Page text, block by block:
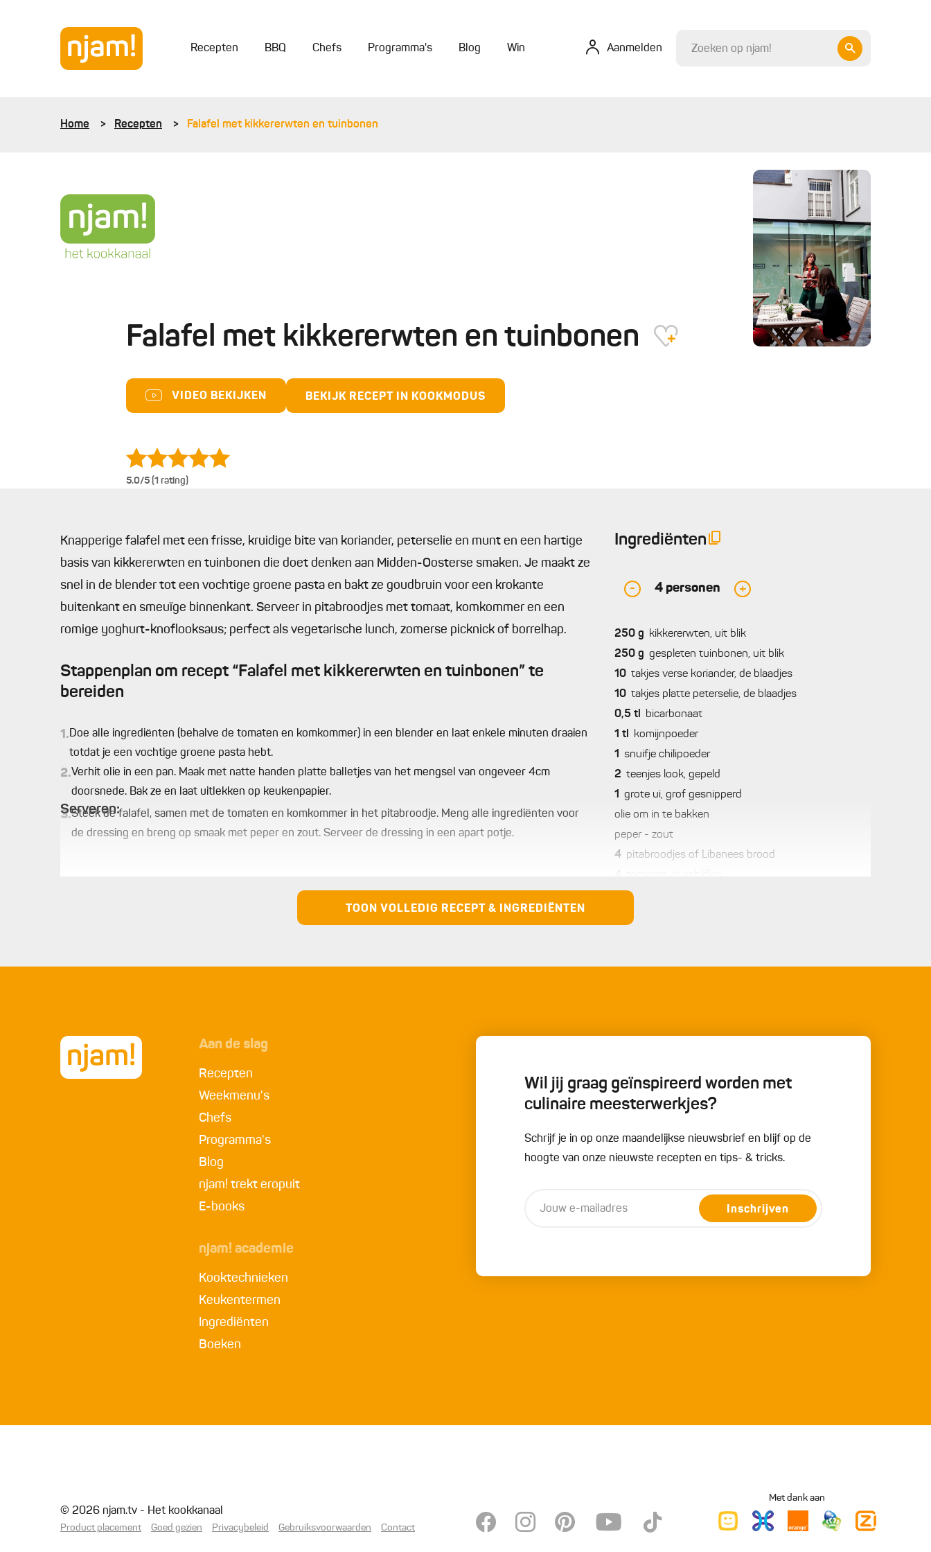
Recepten BBQ Chefs Programma's Blog Win Aanmelden
Home Recepten Falafel met kikkererwten en tuinbonen
Falafel met kikkererwten en tuinbonen
VIDEO BEKIJKEN BEKIJK RECEPT IN KOOKMODUS
5.0/5 (1 rating)
Ingrediënten
- 4 personen +
250 g
kikkererwten, uit blik
250 g gespleten tuinbonen, uit blik
10 takjes verse koriander, de blaadjes
10 takjes platte peterselie, de blaadjes
0,5 tl
bicarbonaat
1 tl
komijnpoeder
1
snuifje chilipoeder
2 teenjes look, gepeld
1
grote ui, grof gesnipperd
olie om in te bakken
peper - zout
4 pitabroodjes of Libanees brood
komkommer, in schijfjes
1 el citroensap
Knapperige falafel met een frisse, kruidige bite van koriander, peterselie en munt en een hartige
basis van kikkererwten en tuinbonen die doet denken aan Midden-Oosterse smaken. Je maakt ze
snel in de blender tot een vochtige groene pasta en bakt ze goudbruin voor een krokante
buitenkant en smeuïge binnenkant. Serveer in pitabroodjes met tomaat, komkommer en een
romige yoghurt-knoflooksaus; perfect als vegetarische lunch, zomerse picknick of borrelhap.
Stappenplan om recept “Falafel met kikkererwten en tuinbonen” te
bereiden
1.Doe alle ingrediënten (behalve de tomaten en komkommer) in een blender en laat enkele minuten draaien
totdat je een vochtige groene pasta hebt.
2.Verhit olie in een pan. Maak met natte handen platte balletjes van het mengsel van ongeveer 4cm
doorsnede. Bak ze en laat uitlekken op keukenpapier.
Serveren:
3.Steek de falafel, samen met de tomaten en komkommer in het pitabroodje. Meng alle ingrediënten voor
de dressing en breng op smaak met peper en zout. Serveer de dressing in een apart potje.
TOON VOLLEDIG RECEPT & INGREDIËNTEN
Aan de slag
Recepten
Weekmenu's
Chefs
Programma's
Blog
njam! trekt eropuit
E-books
njam! academie
Kooktechnieken
Keukentermen
Ingrediënten
Boeken
Wil jij graag geïnspireerd worden met
culinaire meesterwerkjes?
Schrijf je in op onze maandelijkse nieuwsbrief en blijf op de
hoogte van onze nieuwste recepten en tips- & tricks.
Inschrijven
© 2026 njam.tv - Het kookkanaal
Product placement Goed gezien Privacybeleid Gebruiksvoorwaarden Contact
Met dank aan